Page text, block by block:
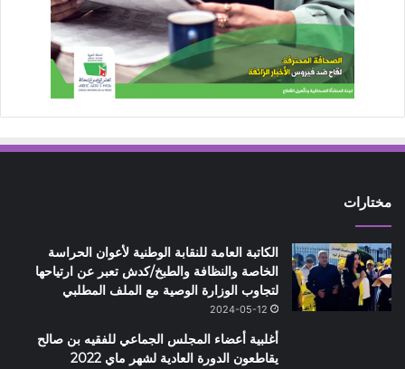
مختارات
الكاتبة العامة للنقابة الوطنية لأعوان الحراسة
الخاصة والنظافة والطبخ/كدش تعبر عن ارتياحها
لتجاوب الوزارة الوصية مع الملف المطلبي
2024-05-12
أغلبية أعضاء المجلس الجماعي للفقيه بن صالح
يقاطعون الدورة العادية لشهر ماي 2022